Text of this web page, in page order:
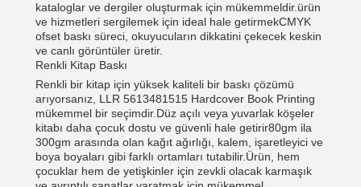
kataloglar ve dergiler oluşturmak için mükemmeldir.ürün
ve hizmetleri sergilemek için ideal hale getirmekCMYK
ofset baskı süreci, okuyucuların dikkatini çekecek keskin
ve canlı görüntüler üretir.
Renkli Kitap Baskı
Renkli bir kitap için yüksek kaliteli bir baskı çözümü
arıyorsanız, LLR 5613481515 Hardcover Book Printing
mükemmel bir seçimdir.Düz açılı veya yuvarlak köşeler
kitabı daha çocuk dostu ve güvenli hale getirir80gm ila
300gm arasında olan kağıt ağırlığı, kalem, işaretleyici ve
boya boyaları gibi farklı ortamları tutabilir.Ürün, hem
çocuklar hem de yetişkinler için zevkli olacak karmaşık